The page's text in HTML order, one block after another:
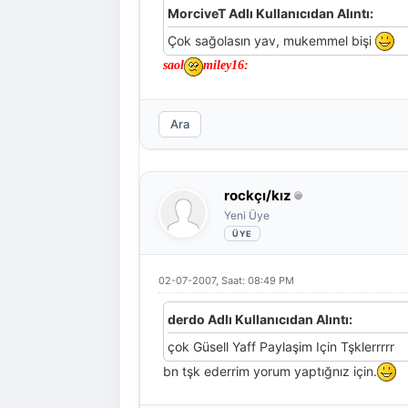
MorciveT Adlı Kullanıcıdan Alıntı:
Çok sağolasın yav, mukemmel bişi
saol miley16:
Ara
rockçı/kız
Yeni Üye
02-07-2007, Saat: 08:49 PM
derdo Adlı Kullanıcıdan Alıntı:
çok Güsell Yaff Paylaşim Için Tşklerrrrr
bn tşk ederrim yorum yaptığnız için.